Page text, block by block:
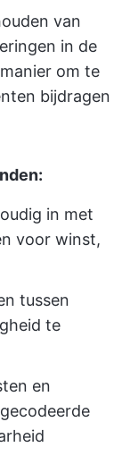
van
in de
om te
bijdragen
in met
voor winst,
tussen
te
en